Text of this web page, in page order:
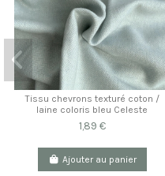
Tissu chevrons texturé coton /
laine coloris bleu Celeste
1,89 €
Ajouter au panier